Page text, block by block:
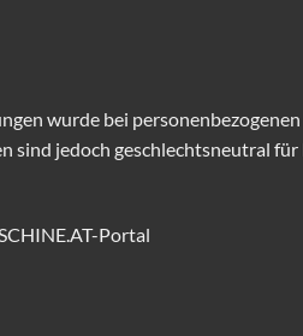
wurde bei
jedoch geschlechtsneutral für
Portal